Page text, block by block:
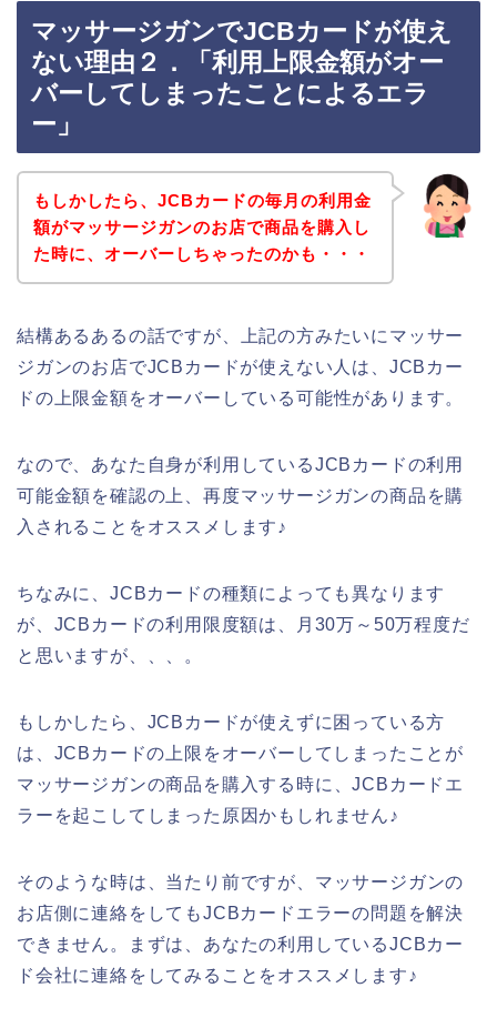
マッサージガンでJCBカードが使え
ない理由２．「利用上限金額がオー
バーしてしまったことによるエラ
ー」
もしかしたら、JCBカードの毎月の利用金
額がマッサージガンのお店で商品を購入し
た時に、オーバーしちゃったのかも・・・
結構あるあるの話ですが、上記の方みたいにマッサー
ジガンのお店でJCBカードが使えない人は、JCBカー
ドの上限金額をオーバーしている可能性があります。
なので、あなた自身が利用しているJCBカードの利用
可能金額を確認の上、再度マッサージガンの商品を購
入されることをオススメします♪
ちなみに、JCBカードの種類によっても異なります
が、JCBカードの利用限度額は、月30万～50万程度だ
と思いますが、、、。
もしかしたら、JCBカードが使えずに困っている方
は、JCBカードの上限をオーバーしてしまったことが
マッサージガンの商品を購入する時に、JCBカードエ
ラーを起こしてしまった原因かもしれません♪
そのような時は、当たり前ですが、マッサージガンの
お店側に連絡をしてもJCBカードエラーの問題を解決
できません。まずは、あなたの利用しているJCBカー
ド会社に連絡をしてみることをオススメします♪